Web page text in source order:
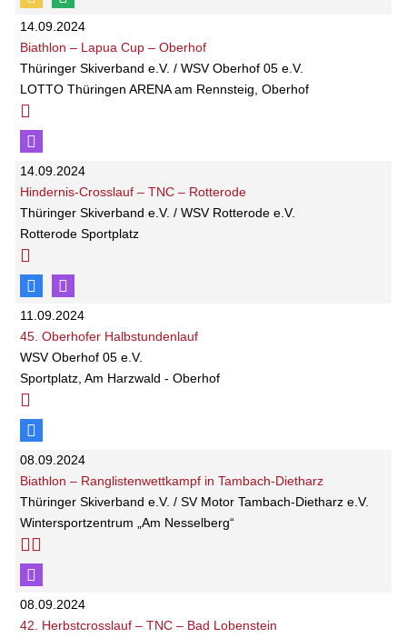
14.09.2024
Biathlon – Lapua Cup – Oberhof
Thüringer Skiverband e.V. / WSV Oberhof 05 e.V.
LOTTO Thüringen ARENA am Rennsteig, Oberhof
14.09.2024
Hindernis-Crosslauf – TNC – Rotterode
Thüringer Skiverband e.V. / WSV Rotterode e.V.
Rotterode Sportplatz
11.09.2024
45. Oberhofer Halbstundenlauf
WSV Oberhof 05 e.V.
Sportplatz, Am Harzwald - Oberhof
08.09.2024
Biathlon – Ranglistenwettkampf in Tambach-Dietharz
Thüringer Skiverband e.V. / SV Motor Tambach-Dietharz e.V.
Wintersportzentrum „Am Nesselberg“
08.09.2024
42. Herbstcrosslauf – TNC – Bad Lobenstein